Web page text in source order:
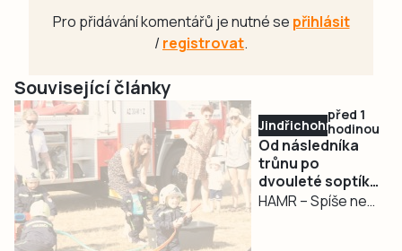
Pro přidávání komentářů je nutné se přihlásit
/registrovat.
Související články
Jindřichohradecko
před 1
hodinou
Od následníka
trůnu po
dvouleté soptíky.
Hasiči v Hamru
HAMR – Spíše než